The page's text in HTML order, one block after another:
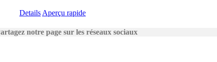
DetailsAperçu rapide
notre page sur les réseaux sociaux